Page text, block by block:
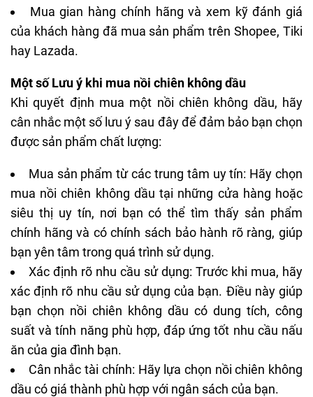
Mua gian hàng chính hãng và xem kỹ đánh giá
của khách hàng đã mua sản phẩm trên Shopee, Tiki
hay Lazada.
Một số Lưu ý khi mua nồi chiên không dầu
Khi quyết định mua một nồi chiên không dầu, hãy
cân nhắc một số lưu ý sau đây để đảm bảo bạn chọn
được sản phẩm chất lượng:
Mua sản phẩm từ các trung tâm uy tín: Hãy chọn
mua nồi chiên không dầu tại những cửa hàng hoặc
siêu thị uy tín, nơi bạn có thể tìm thấy sản phẩm
chính hãng và có chính sách bảo hành rõ ràng, giúp
bạn yên tâm trong quá trình sử dụng.
Xác định rõ nhu cầu sử dụng: Trước khi mua, hãy
xác định rõ nhu cầu sử dụng của bạn. Điều này giúp
bạn chọn nồi chiên không dầu có dung tích, công
suất và tính năng phù hợp, đáp ứng tốt nhu cầu nấu
ăn của gia đình bạn.
Cân nhắc tài chính: Hãy lựa chọn nồi chiên không
dầu có giá thành phù hợp với ngân sách của bạn.